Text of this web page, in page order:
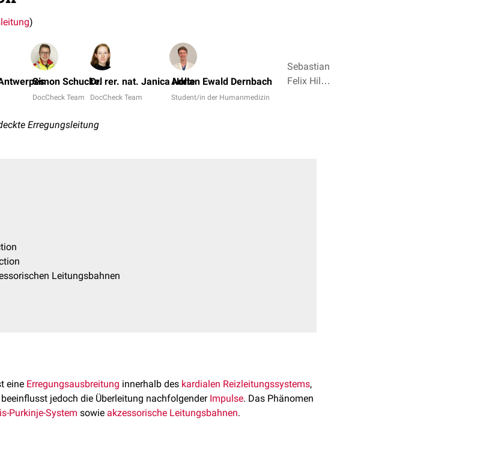
)
Simon Schuckel
DocCheck Team
Dr. rer. nat. Janica Nolte
DocCheck Team
Adrian Ewald Dernbach
Student/in der Humanmedizin
Sebastian
Felix Hild,
Erregungsleitung
Leitungsbahnen
eine Erregungsausbreitung innerhalb des kardialen Reizleitungssystems,
jedoch die Überleitung nachfolgender Impulse. Das Phänomen
Purkinje-System sowie akzessorische Leitungsbahnen.